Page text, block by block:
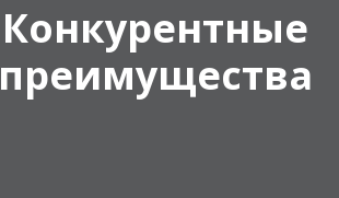
Конкурентные
преимущества